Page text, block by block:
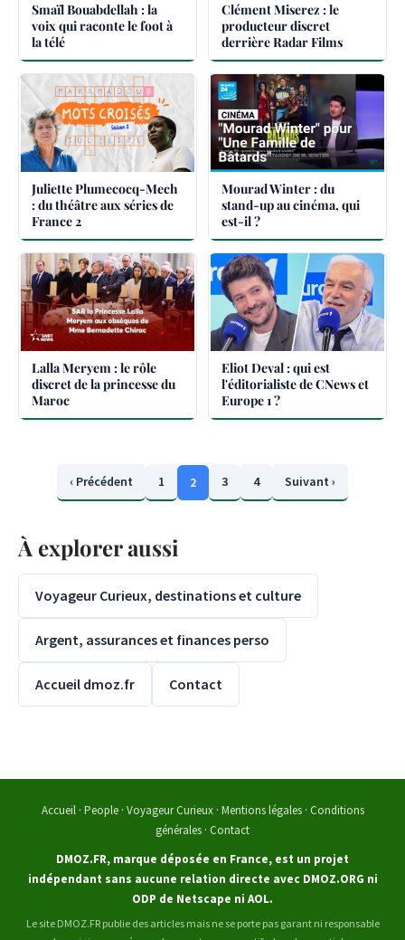
Smaïl Bouabdellah : la
voix qui raconte le foot à
la télé
Clément Miserez : le
producteur discret
derrière Radar Films
Juliette Plumecocq-Mech
: du théâtre aux séries de
France 2
Mourad Winter : du
stand-up au cinéma, qui
est-il ?
Lalla Meryem : le rôle
discret de la princesse du
Maroc
Eliot Deval : qui est
l'éditorialiste de CNews et
Europe 1 ?
‹ Précédent 1 2 3 4 Suivant ›
À explorer aussi
Voyageur Curieux, destinations et culture
Argent, assurances et finances perso
Accueil dmoz.fr Contact
Accueil· People· Voyageur Curieux· Mentions légales· Conditions
générales · Contact
DMOZ.FR, marque déposée en France, est un projet
indépendant sans aucune relation directe avec DMOZ.ORG ni
ODP de Netscape ni AOL.
Le site DMOZ.FR publie des articles mais ne se porte pas garant ni responsable